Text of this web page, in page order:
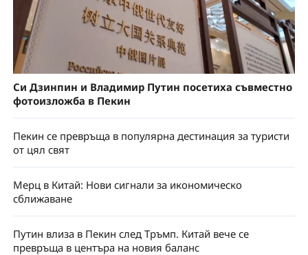
Си Дзинпин и Владимир Путин посетиха съвместно
фотоизложба в Пекин
Пекин се превръща в популярна дестинация за туристи
от цял свят
Мерц в Китай: Нови сигнали за икономическо
сближаване
Путин влиза в Пекин след Тръмп. Китай вече се
превръща в центъра на новия баланс